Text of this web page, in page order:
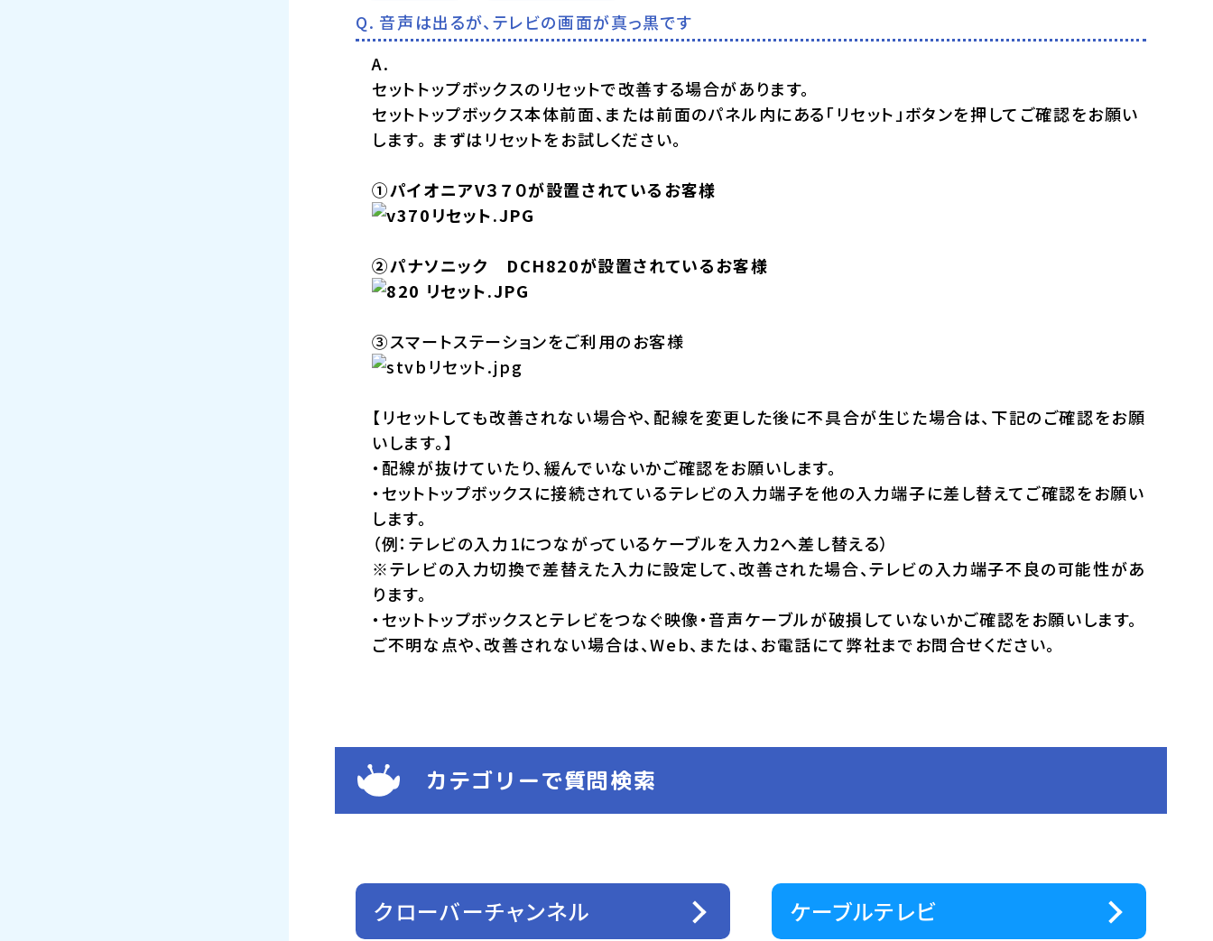
音声は出るが、テレビの画面が真っ黒です
セットトップボックスのリセットで改善する場合があります。
セットトップボックス本体前面、または前面のパネル内にある「リセット」ボタンを押してご確認をお願い
します。 まずはリセットをお試しください。
①パイオニアV３７０が設置されているお客様
②パナソニック DCH820が設置されているお客様
③スマートステーションをご利用のお客様
【リセットしても改善されない場合や、配線を変更した後に不具合が生じた場合は、下記のご確認をお願
いします。】
・配線が抜けていたり、緩んでいないかご確認をお願いします。
・セットトップボックスに接続されているテレビの入力端子を他の入力端子に差し替えてご確認をお願い
します。
（例：テレビの入力1につながっているケーブルを入力2へ差し替える）
※テレビの入力切換で差替えた入力に設定して、改善された場合、テレビの入力端子不良の可能性があ
ります。
・セットトップボックスとテレビをつなぐ映像・音声ケーブルが破損していないかご確認をお願いします。
ご不明な点や、改善されない場合は、Web、または、お電話にて弊社までお問合せください。
カテゴリーで質問検索
クローバーチャンネル ケーブルテレビ